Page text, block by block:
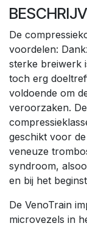
De
voordelen:
sterke breiwerk
toch erg
voldoende om
veroorzaken.
geschikt voor
veneuze
syndroom,
en bij het
De VenoTrain
microvezels in